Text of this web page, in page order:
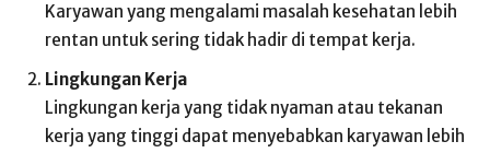
Karyawan yang mengalami masalah kesehatan lebih
rentan untuk sering tidak hadir di tempat kerja.
Lingkungan Kerja
Lingkungan kerja yang tidak nyaman atau tekanan
kerja yang tinggi dapat menyebabkan karyawan lebih